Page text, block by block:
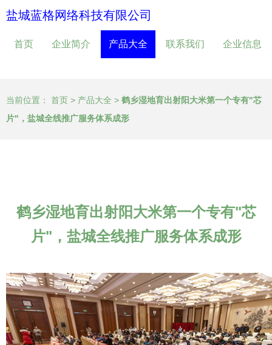
盐城蓝格网络科技有限公司
首页 企业简介 产品大全 联系我们 企业信息
当前位置： 首页 > 产品大全 > 鹤乡湿地育出射阳大米第一个专有"芯
片"，盐城全线推广服务体系成形
鹤乡湿地育出射阳大米第一个专有"芯
片"，盐城全线推广服务体系成形